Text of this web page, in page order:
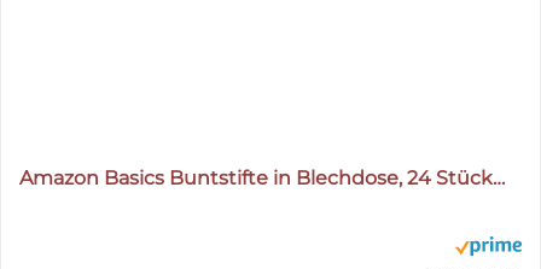
Amazon Basics Buntstifte in Blechdose, 24 Stück…